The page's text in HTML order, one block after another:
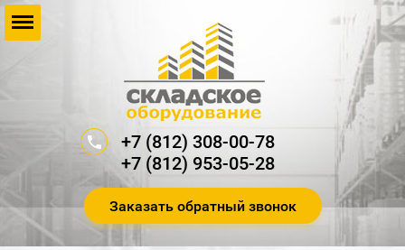
+7 (812) 308-00-78
+7 (812) 953-05-28
Заказать обратный звонок